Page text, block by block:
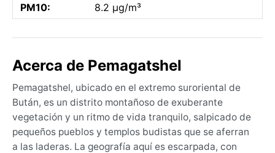
PM10:
8.2 µg/m³
Acerca de Pemagatshel
Pemagatshel, ubicado en el extremo suroriental de
Bután, es un distrito montañoso de exuberante
vegetación y un ritmo de vida tranquilo, salpicado de
pequeños pueblos y templos budistas que se aferran
a las laderas. La geografía aquí es escarpada, con